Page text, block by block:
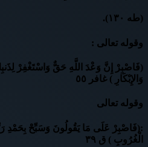
(طه ١٣٠).
وقوله تعالى :
(فَاصْبِرْ إِنَّ وَعْدَ اللَّهِ حَقٌّ وَاسْتَغْفِرْ
وَالإِبْكَارِ ) غافر ٥٥
وقوله تعالى
:(فَاصْبِرْ عَلَى مَا يَقُولُونَ وَسَبِّحْ
الْغُرُوبِ ) ق ٣٩